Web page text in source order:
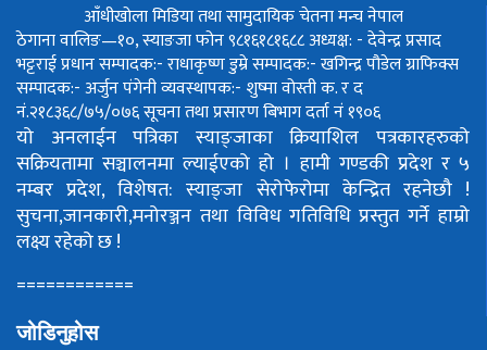
आँधीखोला मिडिया तथा सामुदायिक चेतना मन्च नेपाल
ठेगाना वालिङ—१०, स्याङजा फोन ९८१६१८१६८८अध्यक्ष: - देवेन्द्र प्रसाद
भट्टराईप्रधान सम्पादक:- राधाकृष्ण डुम्रेसम्पादक:- खगिन्द्र पौडेलग्राफिक्स
सम्पादक:- अर्जुन पंगेनीव्यवस्थापक:- शुष्मा वोस्तीक. र द
नं.२१८३६८/७५/०७६सूचना तथा प्रसारण बिभाग दर्ता नं १९०६
यो अनलाईन पत्रिका स्याङ्जाका क्रियाशिल पत्रकारहरुको
सक्रियतामा सञ्चालनमा ल्याईएको हो । हामी गण्डकी प्रदेश र ५
नम्बर प्रदेश, विशेषत: स्याङ्जा सेरोफेरोमा केन्द्रित रहनेछौ !
सुचना,जानकारी,मनोरञ्जन तथा विविध गतिविधि प्रस्तुत गर्ने हाम्रो
लक्ष्य रहेको छ !
============
जोडिनुहोस